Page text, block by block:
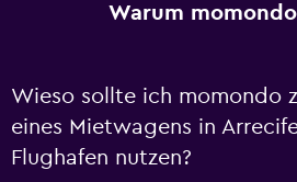
Warum
Wieso sollte ich momondo
eines Mietwagens in
Flughafen nutzen?